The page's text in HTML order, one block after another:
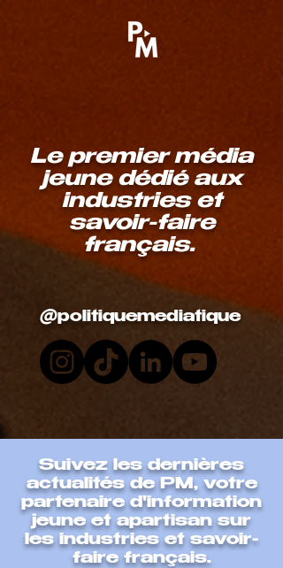
@politiquemediatique
Le premier média
jeune dédié aux
industries et
savoir-faire
français.
Nous découvrir
Suivez les dernières
actualités de PM, votre
partenaire d'information
jeune et apartisan sur
les industries et savoir-
faire français.